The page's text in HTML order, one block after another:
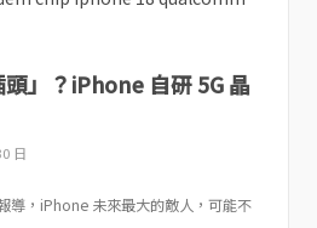
」？iPhone 自研 5G 晶
日
導，iPhone 未來最大的敵人，可能不